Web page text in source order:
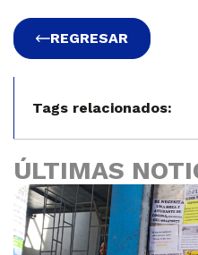
REGRESAR
Tags relacionados:
ÚLTIMAS